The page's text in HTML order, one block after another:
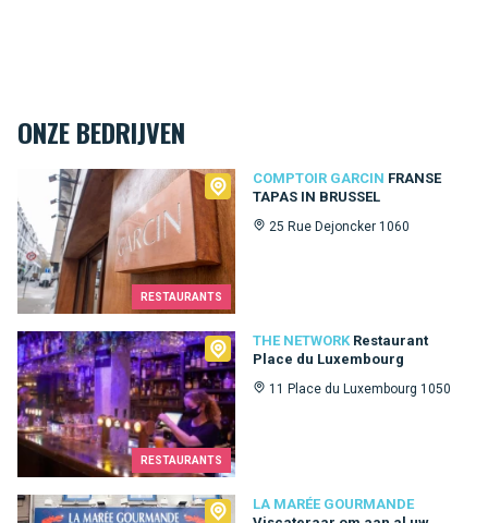
ONZE BEDRIJVEN
RESTAURANTS
COMPTOIR GARCIN FRANSE
TAPAS IN BRUSSEL
25 Rue Dejoncker 1060
Comptoir Garcin
RESTAURANTS
THE NETWORK Restaurant
Place du Luxembourg
11 Place du Luxembourg 1050
The Network
LA MARÉE GOURMANDE
La Marée Gourmande